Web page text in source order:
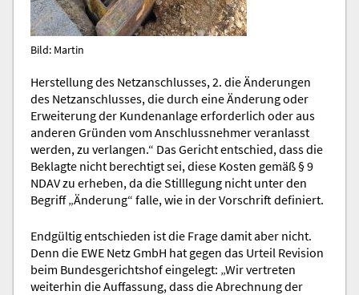
Bild: Martin
Herstellung des Netzanschlusses, 2. die Änderungen
des Netzanschlusses, die durch eine Änderung oder
Erweiterung der Kundenanlage erforderlich oder aus
anderen Gründen vom Anschlussnehmer veranlasst
werden, zu verlangen.“ Das Gericht entschied, dass die
Beklagte nicht berechtigt sei, diese Kosten gemäß § 9
NDAV zu erheben, da die Stilllegung nicht unter den
Begriff „Änderung“ falle, wie in der Vorschrift definiert.
Endgültig entschieden ist die Frage damit aber nicht.
Denn die EWE Netz GmbH hat gegen das Urteil Revision
beim Bundesgerichtshof eingelegt: „Wir vertreten
weiterhin die Auffassung, dass die Abrechnung der